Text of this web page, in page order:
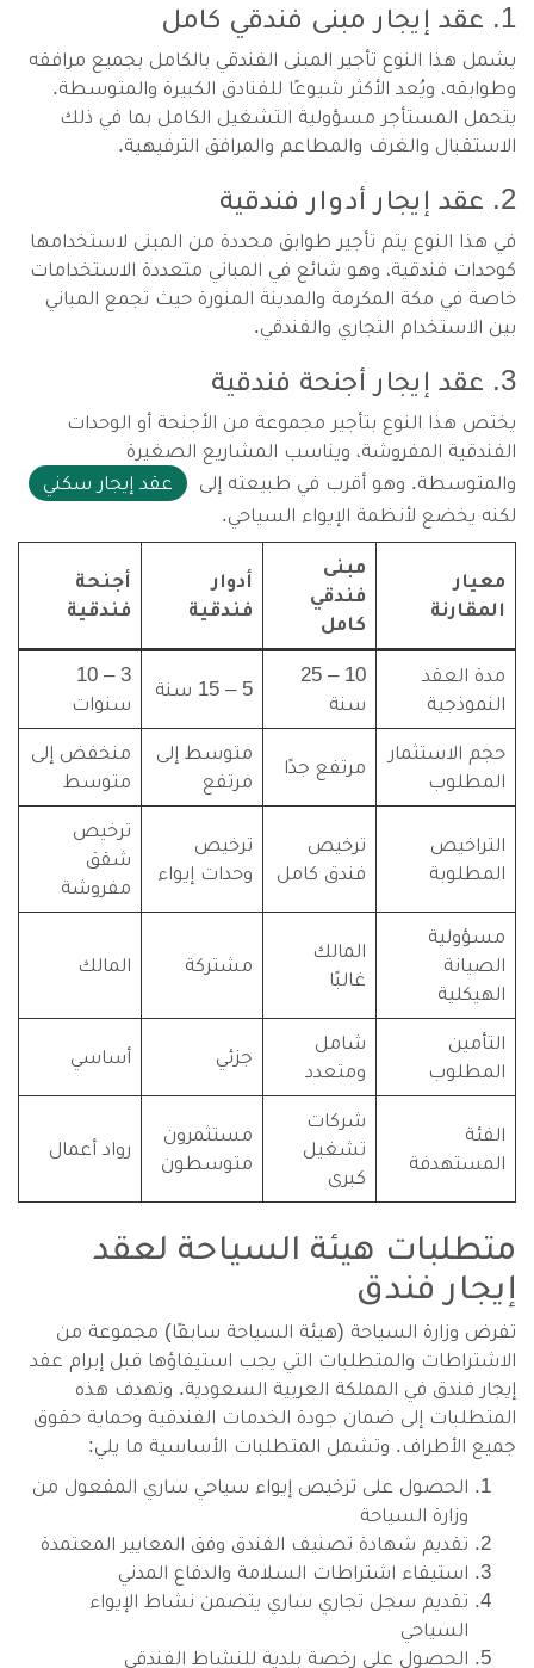
1. عقد إيجار مبنى فندقي كامل
يشمل هذا النوع تأجير المبنى الفندقي بالكامل بجميع مرافقه
وطوابقه، ويُعد الأكثر شيوعًا للفنادق الكبيرة والمتوسطة.
يتحمل المستأجر مسؤولية التشغيل الكامل بما في ذلك
الاستقبال والغرف والمطاعم والمرافق الترفيهية.
2. عقد إيجار أدوار فندقية
في هذا النوع يتم تأجير طوابق محددة من المبنى لاستخدامها
كوحدات فندقية، وهو شائع في المباني متعددة الاستخدامات
خاصة في مكة المكرمة والمدينة المنورة حيث تجمع المباني
بين الاستخدام التجاري والفندقي.
3. عقد إيجار أجنحة فندقية
يختص هذا النوع بتأجير مجموعة من الأجنحة أو الوحدات
الفندقية المفروشة، ويناسب المشاريع الصغيرة
والمتوسطة. وهو أقرب في طبيعته إلى
عقد إيجار سكني
لكنه يخضع لأنظمة الإيواء السياحي.
معيار
المقارنة
مبنى
فندقي
كامل
أدوار
فندقية
أجنحة
فندقية
مدة العقد
النموذجية
10 – 25
سنة
5 – 15 سنة
3 – 10
سنوات
حجم الاستثمار
المطلوب
مرتفع جدًا
متوسط إلى
مرتفع
منخفض إلى
متوسط
التراخيص
المطلوبة
ترخيص
فندق كامل
ترخيص
وحدات إيواء
ترخيص
شقق
مفروشة
مسؤولية
الصيانة
الهيكلية
المالك
غالبًا
مشتركة المالك
التأمين
المطلوب
شامل
ومتعدد
جزئي أساسي
الفئة
المستهدفة
شركات
تشغيل
كبرى
مستثمرون
متوسطون
رواد أعمال
متطلبات هيئة السياحة لعقد
إيجار فندق
تفرض وزارة السياحة (هيئة السياحة سابقًا) مجموعة من
الاشتراطات والمتطلبات التي يجب استيفاؤها قبل إبرام عقد
إيجار فندق في المملكة العربية السعودية. وتهدف هذه
المتطلبات إلى ضمان جودة الخدمات الفندقية وحماية حقوق
جميع الأطراف. وتشمل المتطلبات الأساسية ما يلي:
الحصول على ترخيص إيواء سياحي ساري المفعول من
وزارة السياحة
تقديم شهادة تصنيف الفندق وفق المعايير المعتمدة
استيفاء اشتراطات السلامة والدفاع المدني
تقديم سجل تجاري ساري يتضمن نشاط الإيواء
السياحي
الحصول على رخصة بلدية للنشاط الفندقي